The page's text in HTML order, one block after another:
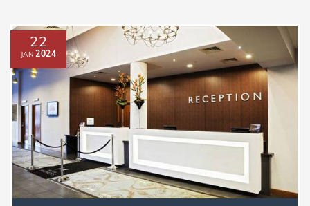
22
JAN 2024